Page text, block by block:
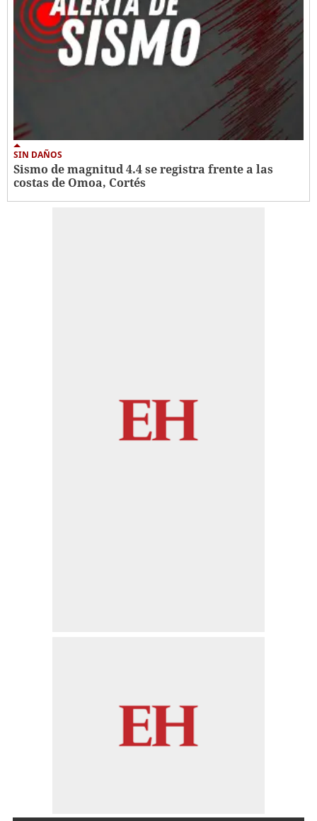
SIN DAÑOS
Sismo de magnitud 4.4 se registra frente a las
costas de Omoa, Cortés